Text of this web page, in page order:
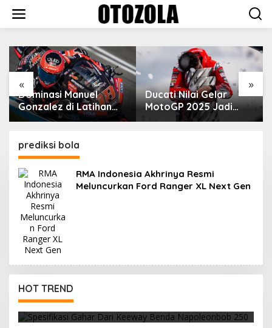
content
« »
Ducati Nilai Gelar
MotoGP 2025 Jadi
Cara Marc Marquez
VinFast Perkenalkan
dengan Fitur Anti
Peluru
prediksi bola
RMA Indonesia Akhrinya Resmi
Meluncurkan Ford Ranger XL Next Gen
HOT TREND